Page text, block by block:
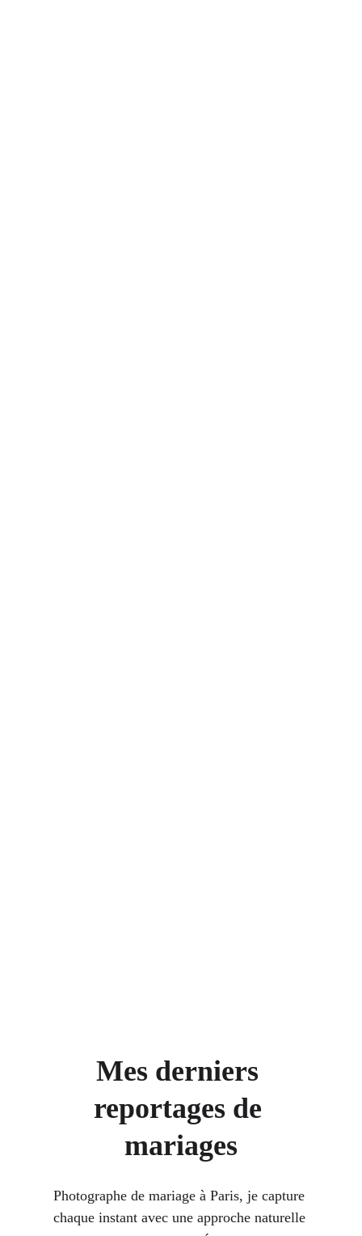
Mes derniers
reportages de
mariages
Photographe de mariage à Paris, je capture
chaque instant avec une approche naturelle